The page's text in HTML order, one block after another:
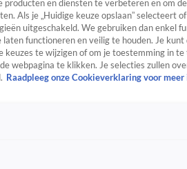
producten en diensten te verbeteren en om
Als je „Huidige keuze opslaan” selecteert
uitgeschakeld. We gebruiken dan enkel
functioneren en veilig te houden. Je
keuzes te wijzigen of om je toestemming in
webpagina te klikken. Je selecties zullen
Raadpleeg onze Cookieverklaring voor